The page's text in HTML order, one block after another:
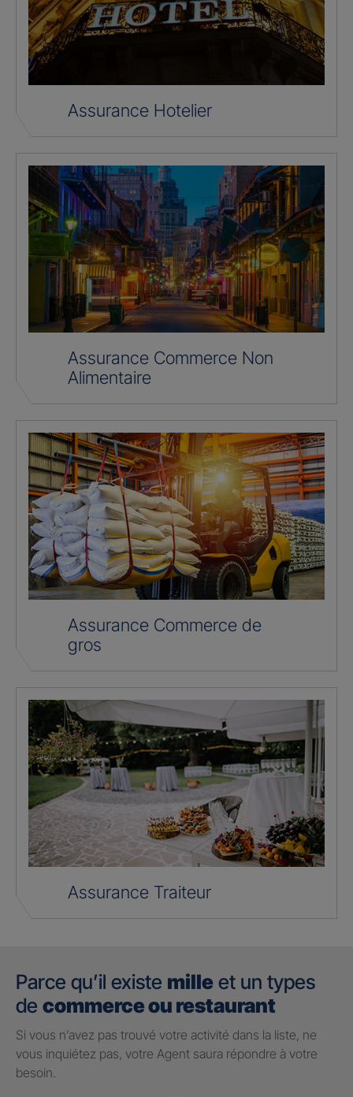
Assurance Hotelier
Assurance Commerce Non
Alimentaire
Assurance Commerce de
gros
Assurance Traiteur
Parce qu’il existe mille et un types
de commerce ou restaurant
Si vous n’avez pas trouvé votre activité dans la liste, ne
vous inquiétez pas, votre Agent saura répondre à votre
besoin.